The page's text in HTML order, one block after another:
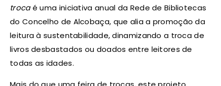
trocaé uma iniciativa anual da Rede de Bibliotecas
do Concelho de Alcobaça, que alia a promoção da
leitura à sustentabilidade, dinamizando a troca de
livros desbastados ou doados entre leitores de
todas as idades.